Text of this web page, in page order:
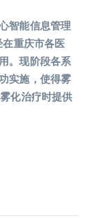
智能信息管理
重庆市各医
。现阶段各系
实施，使得雾
化治疗时提供